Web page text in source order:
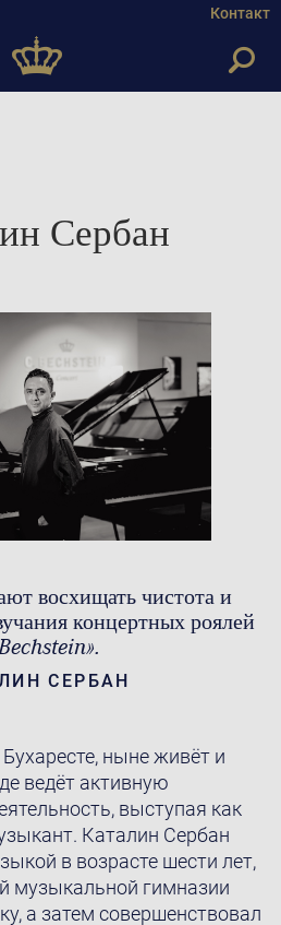
Контакт
Сербан
восхищать чистота и
концертных роялей
СЕРБАН
ныне живёт и
ведёт активную
выступая как
Каталин Сербан
в возрасте шести лет,
музыкальной гимназии
а затем совершенствовал